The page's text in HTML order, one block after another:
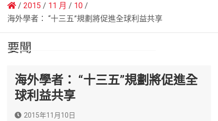
2015 11 月
10
海外學者： “十三五”規劃將促進全球利益共享
要聞
海外學者： “十三五”規劃將促進全
球利益共享
2015年11月10日